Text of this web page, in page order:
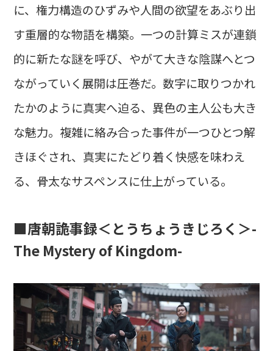
に、権力構造のひずみや人間の欲望をあぶり出
す重層的な物語を構築。一つの計算ミスが連鎖
的に新たな謎を呼び、やがて大きな陰謀へとつ
ながっていく展開は圧巻だ。数字に取りつかれ
たかのように真実へ迫る、異色の主人公も大き
な魅力。複雑に絡み合った事件が一つひとつ解
きほぐされ、真実にたどり着く快感を味わえ
る、骨太なサスペンスに仕上がっている。
■唐朝詭事録＜とうちょうきじろく＞-
The Mystery of Kingdom-